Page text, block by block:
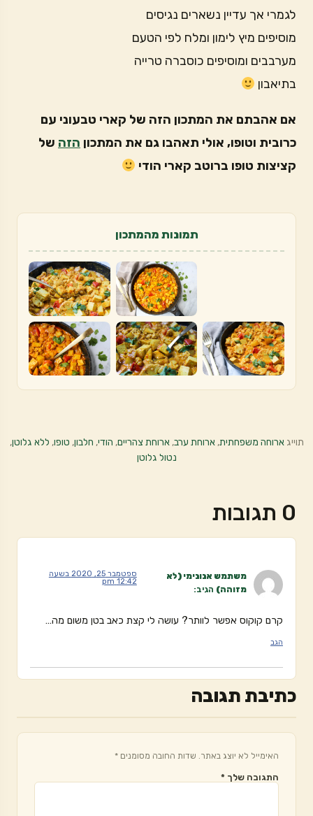
לגמרי אך עדיין נשארים נגיסים
מוסיפים מיץ לימון ומלח לפי הטעם
מערבבים ומוסיפים כוסברה טרייה
בתיאבון
אם אהבתם את המתכון הזה של קארי טבעוני עם
כרובית וטופו, אולי תאהבו גם את המתכון הזה של
קציצות טופו ברוטב קארי הודי
תמונות מהמתכון
תוייגארוחה משפחתית,ארוחת ערב,ארוחת צהריים, הודי, חלבון, טופו, ללא גלוטן,
נטול גלוטן
0 תגובות
משתמש אנונימי (לא
מזוהה) הגיב:
ספטמבר 25, 2020 בשעה
12:42 pm
קרם קוקוס אפשר לוותר? עושה לי קצת כאב בטן משום מה…
הגב
כתיבת תגובה
האימייל לא יוצג באתר. שדות החובה מסומנים *
התגובה שלך *